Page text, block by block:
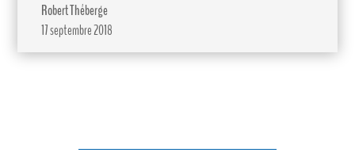
Robert Théberge
17 septembre 2018